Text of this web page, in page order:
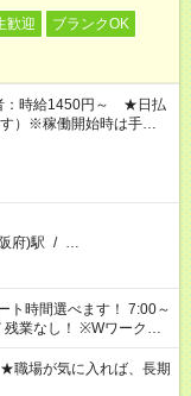
歓迎
ブランクOK
：時給1450円～ ★日払
）※稼働開始時は手続き
府)駅 / …
※Wワークの
就業はご案内できませ
社会保険への加入対象
の原則禁止）により、
場が気に入れば、長期